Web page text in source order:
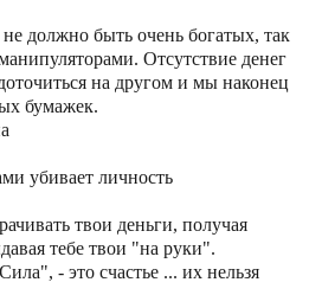
должно быть очень богатых, так
Отсутствие денег
на другом и мы наконец
бумажек.
убивает личность
твои деньги, получая
тебе твои "на руки".
- это счастье ... их нельзя